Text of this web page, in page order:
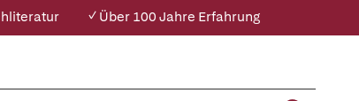
✓ Über 100 Jahre Erfahrung